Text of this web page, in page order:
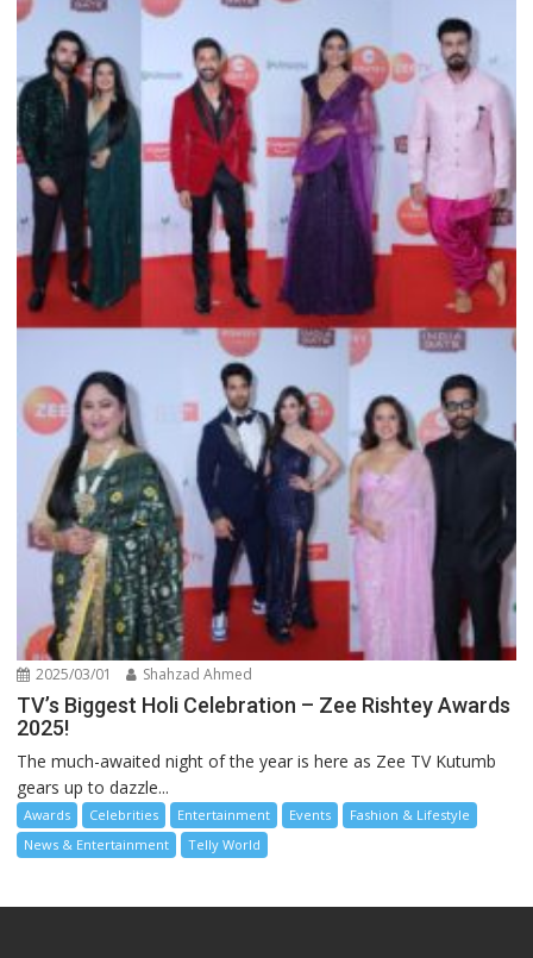
2025/03/01 Shahzad Ahmed
TV’s Biggest Holi Celebration – Zee Rishtey Awards
2025!
The much-awaited night of the year is here as Zee TV Kutumb
gears up to dazzle...
Awards Celebrities Entertainment Events
Fashion & Lifestyle
News & Entertainment
Telly World